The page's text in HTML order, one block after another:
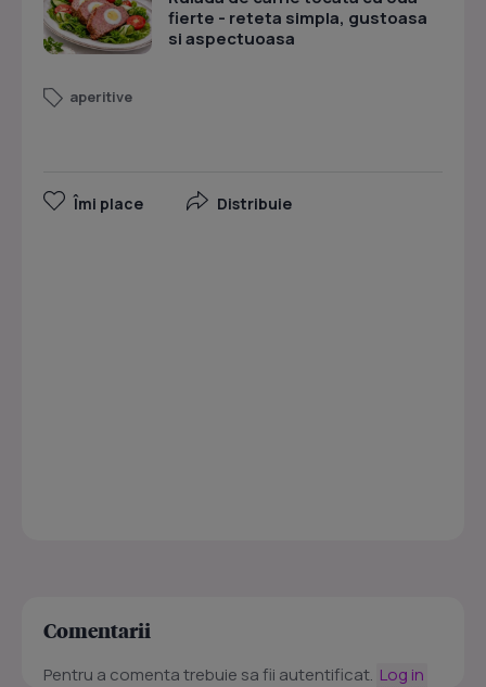
fierte - reteta simpla, gustoasa
si aspectuoasa
aperitive
Îmi place Distribuie
Comentarii
Pentru a comenta trebuie sa fii autentificat. Log in